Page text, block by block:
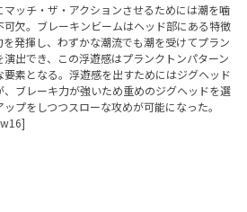
ッチ・ザ・アクションさせるためには潮を噛
欠。ブレーキンビームはヘッド部にある特徴
発揮し、わずかな潮流でも潮を受けてプラン
出でき、この浮遊感はプランクトンパターン
素となる。浮遊感を出すためにはジグヘッド
ブレーキ力が強いため重めのジグヘッドを選
プをしつつスローな攻めが可能になった。